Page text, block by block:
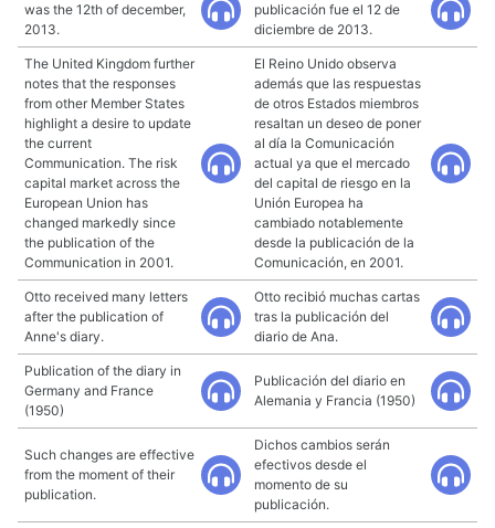
was the 12th of december,
2013.
publicación fue el 12 de
diciembre de 2013.
The United Kingdom further
notes that the responses
from other Member States
highlight a desire to update
the current
Communication. The risk
capital market across the
European Union has
changed markedly since
the publication of the
Communication in 2001.
El Reino Unido observa
además que las respuestas
de otros Estados miembros
resaltan un deseo de poner
al día la Comunicación
actual ya que el mercado
del capital de riesgo en la
Unión Europea ha
cambiado notablemente
desde la publicación de la
Comunicación, en 2001.
Otto received many letters
after the publication of
Anne's diary.
Otto recibió muchas cartas
tras la publicación del
diario de Ana.
Publication of the diary in
Germany and France
(1950)
Publicación del diario en
Alemania y Francia (1950)
Such changes are effective
from the moment of their
publication.
Dichos cambios serán
efectivos desde el
momento de su
publicación.